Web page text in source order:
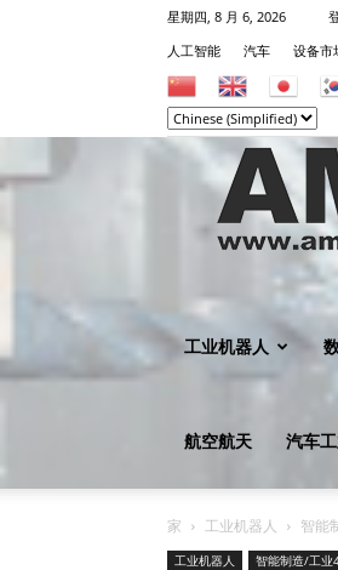
星期四, 8 月 6, 2026
人工智能
汽车 设备市
工业机器人
航空航天 汽车
家 工业机器人 智能
工业机器人 智能制造/工业